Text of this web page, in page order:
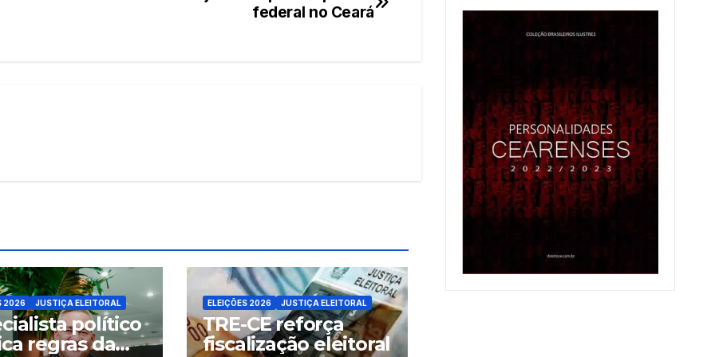
federal no Ceará
2026 JUSTIÇA ELEITORAL
político
regras da
ELEIÇÕES 2026 JUSTIÇA ELEITORAL
TRE-CE reforça
fiscalização eleitoral